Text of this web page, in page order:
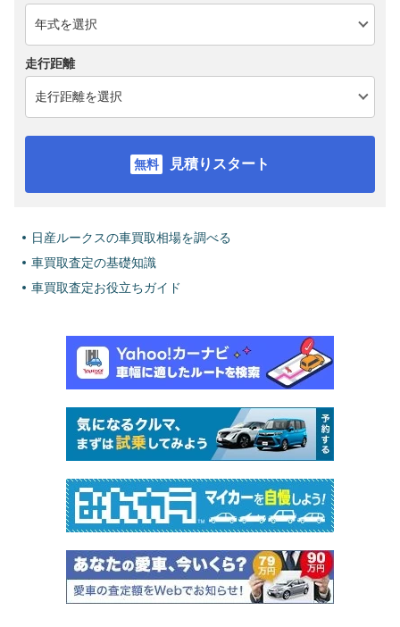
走行距離
見積りスタート
日産ルークスの車買取相場を調べる
車買取査定の基礎知識
車買取査定お役立ちガイド